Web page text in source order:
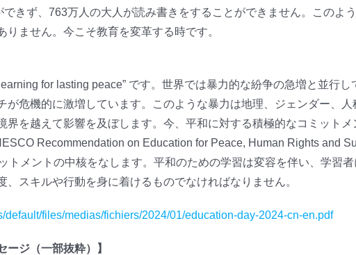
きず、763万人の大人が読み書きをすることができません。このよ
ません。今こそ教育を変革する時です。
for lasting peace” です。世界では暴力的な紛争の急増と並行し
が危機的に激増しています。このような暴力は地理、ジェンダー、人
を越えて影響を及ぼします。今、平和に対する積極的なコミットメ
Recommendation on Education for Peace, Human Rights and
メントの中核をなします。平和のための学習は変容を伴い、学習者
スキルや行動を身に着けるものでなければなりません。
default/files/medias/fichiers/2024/01/education-day-2024-cn-en.pdf
ジ（一部抜粋）】